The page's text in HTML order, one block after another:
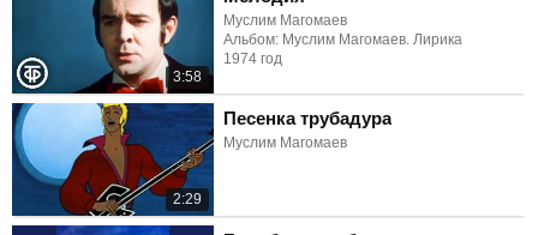
3:58
Муслим Магомаев
Альбом: Муслим Магомаев. Лирика
1974 год
2:29
Песенка трубадура
Муслим Магомаев